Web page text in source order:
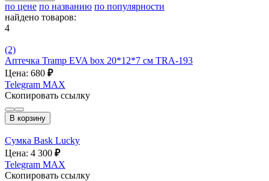
по цене по названию по популярности
найдено товаров:
4
(2)
Аптечка Tramp EVA box 20*12*7 см TRA-193
Цена: 680 ₽
Telegram MAX
Скопировать ссылку
В корзину
Сумка Bask Lucky
Цена: 4 300 ₽
Telegram MAX
Скопировать ссылку